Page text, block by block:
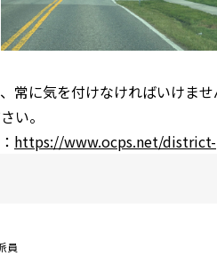
常に気を付けなければいけま
い。
https://www.ocps.net/
員